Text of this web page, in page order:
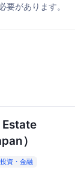
要があります。
Estate
）
資・金融